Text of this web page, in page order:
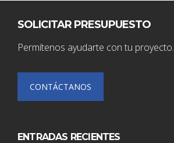
SOLICITAR PRESUPUESTO
Permítenos ayudarte con tu proyecto.
CONTÁCTANOS
ENTRADAS RECIENTES